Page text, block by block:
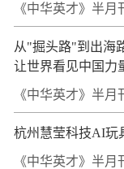
《中华英才》半月
从"掘头路"到出海
让世界看见中国力
《中华英才》半月
杭州慧莹科技AI玩
《中华英才》半月